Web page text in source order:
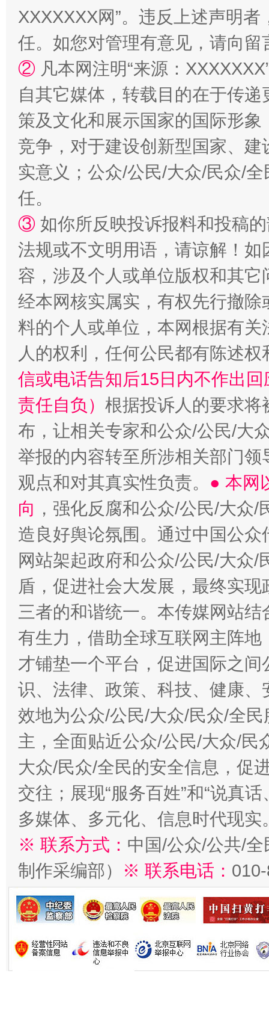
招工难、用工荒背后
XXXXXXX网”。违反上述声明
任。如您对管理有意见，请向
② 凡本网注明“来源：
自其它媒体，转载目的在于传
策及文化和展示国家的国际形
竞争，对于建设创新型国家、
实意义；公众/公民/大众/民众/
任。
③ 如你所反映投诉报料和投稿
法规或不文明用语，请谅解！
容，涉及个人或单位版权和其它
经本网核实属实，有权先行撤
料的个人或单位，本网根据有
人的权利，任何公民都有陈述
信或电话告知后15日内不作出
责任自负） 根据投诉人的要求将
布，让相关专家和公众/公民/大
举报的内容转至所涉相关部门
观点和对其真实性负责。 ● 本网
向 ，强化反腐和公众/公民/大众
造良好舆论氛围。通过中国公
网站架起政府和公众/公民/大众
盾，促进社会大发展，最终实
三者的和谐统一。本传媒网站
有生力，借助全球互联网主阵
才铺垫一个平台，促进国际之
识、法律、政策、科技、健康
效地为公众/公民/大众/民众/全
主，全面贴近公众/公民/大众/民
大众/民众/全民的安全信息，促
交往；展现“服务百姓”和“说真
多媒体、多元化、信息时代现实
※ 联系方式： 中国/公众/公共/
制作采编部）
※ 联系电话：